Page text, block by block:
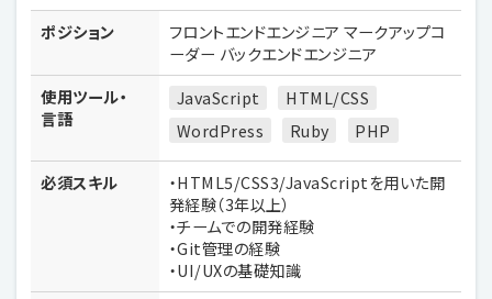
ポジション
フロントエンドエンジニア マークアップコ
ーダー バックエンドエンジニア
使用ツール・
言語
JavaScript
HTML/CSS
WordPress
Ruby PHP
必須スキル
・HTML5/CSS3/JavaScriptを用いた開
発経験（3年以上）
・チームでの開発経験
・Git管理の経験
・UI/UXの基礎知識